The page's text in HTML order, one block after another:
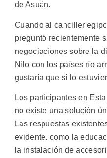
de Asuán.
Cuando al canciller
preguntó recientemente
negociaciones sobre la
Nilo con los países río
gustaría que sí lo
Los participantes en
no existe una solución
Las respuestas
evidente, como la
la instalación de